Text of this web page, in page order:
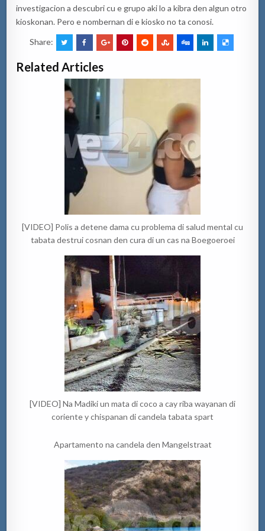
investigacion a descubri cu e grupo aki lo a kibra den algun otro
kioskonan. Pero e nombernan di e kiosko no ta conosi.
Share:
Related Articles
[VIDEO] Polis a detene dama cu problema di salud mental cu
tabata destrui cosnan den cura di un cas na Boegoeroei
[VIDEO] Na Madiki un mata di coco a cay riba wayanan di
coriente y chispanan di candela tabata spart
Apartamento na candela den Mangelstraat